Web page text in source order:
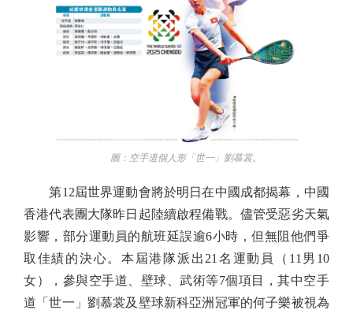
圖：空手道個人形「世一」劉慕裳。
第12屆世界運動會將於明日在中國成都揭幕，中國
香港代表團大隊昨日起陸續啟程備戰。儘管受惡劣天氣
影響，部分運動員的航班延誤逾6小時，但無阻他們爭
取佳績的決心。本屆港隊派出21名運動員（11男10
女），參與空手道、壁球、武術等7個項目，其中空手
道「世一」劉慕裳及壁球新科亞洲冠軍的何子樂被視為